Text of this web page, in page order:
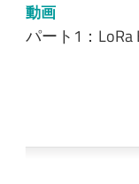
動画
パート1：